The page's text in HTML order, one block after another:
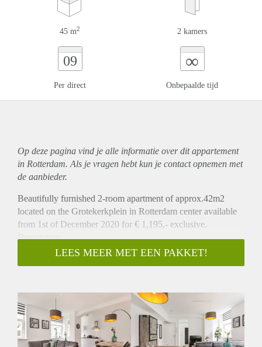
45 m2 2 kamers
09
Per direct
∞
Onbepaalde tijd
Op deze pagina vind je alle informatie over ditappartement
in Rotterdam. Als je vragen hebt kun je contact opnemen met
de aanbieder.
Beautifully furnished 2-room apartment of approx.42m2
located on the Grotekerkplein in Rotterdam center available
from 1st of December 2020 for € 1,195,- exclusive.
Description
This furnished apartment is located in a beautiful location in
the center of Rotterdam. The apartment has a spacious living
hob. The apartment has a spacious bedroom of approx.10m2
which also gives you access to a spacious bathroom with
shower, sink, washing machine connection and a toilet. In
short, a beautiful apartment in a unique location.
LEES MEER MET EEN PAKKET!